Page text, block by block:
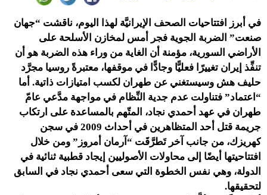
في أبرز افتتاحيات الصحف الإيرانيَّة لهذا اليوم، ناقشت “جهان
صنعت” الضربة الجوية فجر أمس لمخازن الأسلحة على
الأراضي السورية، مؤمنة أن الغاية من وراء هذه الضربة هو أن
تنفِّذ إيران تغييرًا فعليًّا وجادًّا في موقفها، معتبرةً روسيا مجرَّد
حليف هش وسيستغني عن طهران لكسب امتيازات ذاتية. أما
“اعتماد” فتناولت عدم جدية النِّظام في مواجهة مدَّعي عامّ
طهران في عهد أحمدي نجاد، المتّهم بالمساعدة على ارتكاب
جريمة قتل أحد المتظاهرين في أحداث 2009 في سجن
كهريزك، من جانب آخر تَطرَّقَت “آرمان أمروز” ومن خلال
افتتاحيتها أيضًا إلى محاولات الأصوليين إيجاد قطبية ثنائية في
الدولة، وهي نفس الخطوة التي سعى أحمدي نجاد في السابق
لتحقيقها.